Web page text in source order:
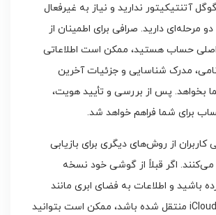
آتنتیکیتور ندارید و نیاز به غیرفعال
مرحله‌ای دارید. صرافی برای اطمینان از
اصلی حساب هستید، ممکن است اطلاعاتی
مدرک شناسایی و جزئیات آخرین
بخواهد. پس از بررسی و تأیید هویت،
برای شما فراهم خواهد شد.
کاربران از روش‌های دیگری برای بازیابی
می‌کنند. اگر قبلاً از گوشی خود نسخه
باشید و اطلاعات به فضای ابری مانند
Google Drive یا iCloud منتقل شده باشد، ممکن است بتوانید